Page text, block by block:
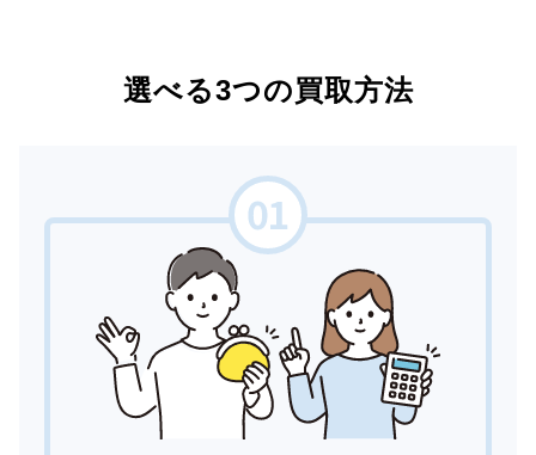
選べる3つの買取方法